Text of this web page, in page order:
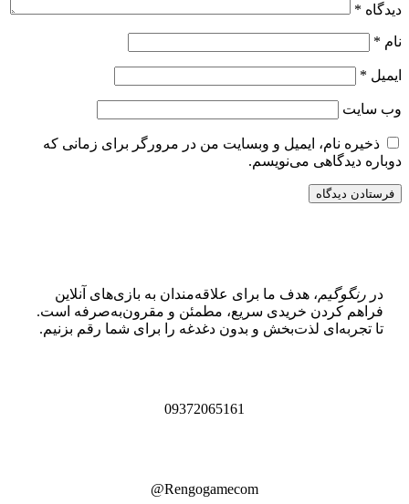
دیدگاه *
نام *
ایمیل *
وب‌ سایت
ذخیره نام، ایمیل و وبسایت من در مرورگر برای زمانی که
دوباره دیدگاهی می‌نویسم.
در رنگوگیم، هدف ما برای علاقه‌مندان به بازی‌های آنلاین
فراهم کردن خریدی سریع، مطمئن و مقرون‌به‌صرفه است.
تا تجربه‌ای لذت‌بخش و بدون دغدغه را برای شما رقم بزنیم.
09372065161
Rengogamecom@